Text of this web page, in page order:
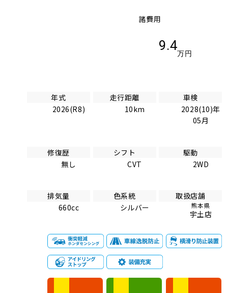
諸費用
9.4
万円
年式
2026(R8)
走行距離
10km
車検
2028(10)年
05月
修復歴
無し
シフト
CVT
駆動
2WD
排気量
660cc
色系統
シルバー
取扱店舗
熊本県
宇土店